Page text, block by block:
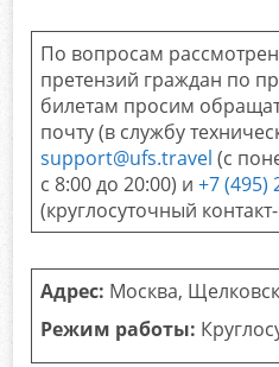
По вопросам
претензий граждан по
билетам просим
почту (в службу
support@ufs.travel (с
с 8:00 до 20:00) и+7 (495)
(круглосуточный
Адрес: Москва,
Режим работы: